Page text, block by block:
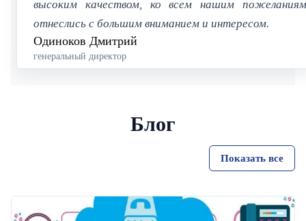
высоким качеством, ко всем нашим пожеланиям
отнеслись с большим вниманием и интересом.
Одиноков Дмитрий
генеральный директор
Блог
Показать все